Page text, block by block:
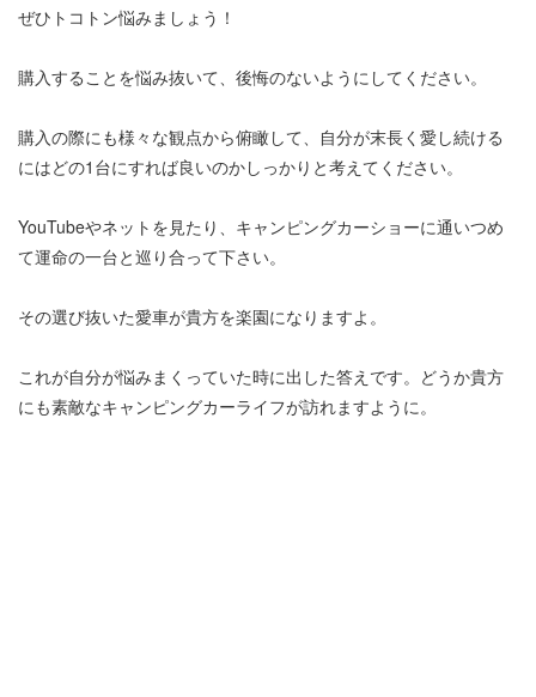
ぜひトコトン悩みましょう！
購入することを悩み抜いて、後悔のないようにしてください。
購入の際にも様々な観点から俯瞰して、自分が末長く愛し続ける
にはどの1台にすれば良いのかしっかりと考えてください。
YouTubeやネットを見たり、キャンピングカーショーに通いつめ
て運命の一台と巡り合って下さい。
その選び抜いた愛車が貴方を楽園になりますよ。
これが自分が悩みまくっていた時に出した答えです。どうか貴方
にも素敵なキャンピングカーライフが訪れますように。